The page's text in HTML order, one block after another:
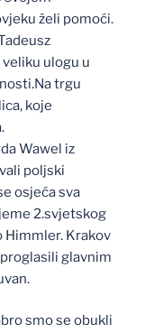
želi pomoći.
ulogu u
trgu
koje
Wawel iz
poljski
osjeća sva
2.svjetskog
Himmler. Krakov
glavnim
smo se obukli